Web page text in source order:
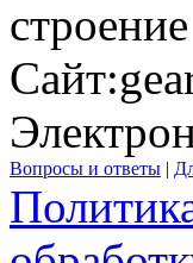
Сайт:
Вопросы и ответы |